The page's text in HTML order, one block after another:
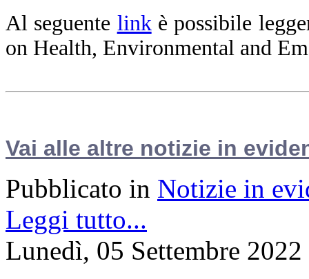
Al seguente link è possibile
on Health, Environmental and
Vai alle altre notizie in
Pubblicato in Notizie in
Leggi tutto...
Lunedì, 05 Settembre